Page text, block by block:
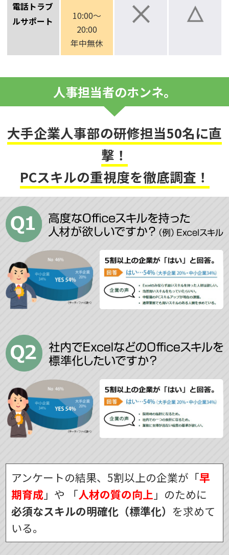
電話トラブ
ルサポート
10:00～
20:00
年中無休
人事担当者のホンネ。
大手企業人事部の研修担当50名に直
撃！
PCスキルの重視度を徹底調査！
アンケートの結果、5割以上の企業が「早
期育成 」や 「人材の質の向上 」のために
必須なスキルの明確化（標準化） を求めて
いる。